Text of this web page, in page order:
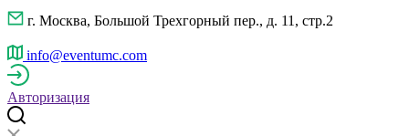
г. Москва, Большой Трехгорный пер., д. 11, стр.2
info@eventumc.com
Авторизация